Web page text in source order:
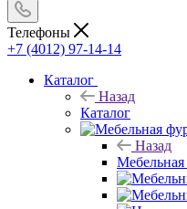
Телефоны
+7 (4012) 97-14-14
Каталог
Назад
Каталог
Назад